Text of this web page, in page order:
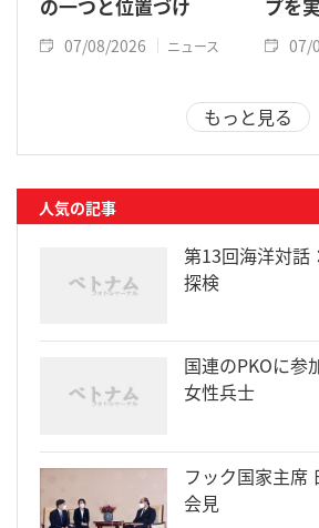
の一つと位置づけ
07/08/2026 ニュース
プを
07/
もっと見る
人気の記事
第13回海洋対話
探検
国連のPKOに参
女性兵士
フック国家主席
会見